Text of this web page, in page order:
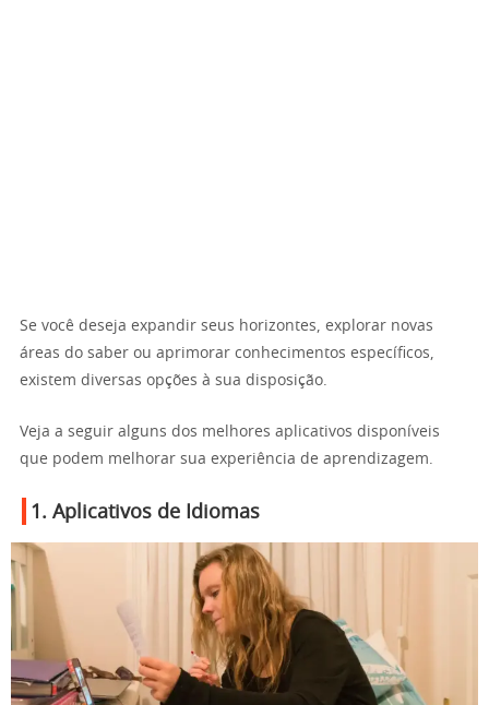
Se você deseja expandir seus horizontes, explorar novas
áreas do saber ou aprimorar conhecimentos específicos,
existem diversas opções à sua disposição.
Veja a seguir alguns dos melhores aplicativos disponíveis
que podem melhorar sua experiência de aprendizagem.
1. Aplicativos de Idiomas